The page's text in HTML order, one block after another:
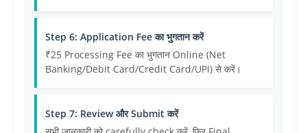
Step 6: Application Fee का भुगतान करें
₹25 Processing Fee का भुगतान Online (Net
Banking/Debit Card/Credit Card/UPI) से करें।
Step 7: Review और Submit करें